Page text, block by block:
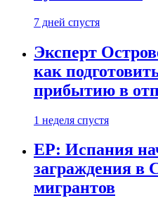
7 дней спустя
Эксперт
как
прибытию в
1 неделя спустя
EP: Испания
заграждения в
мигрантов